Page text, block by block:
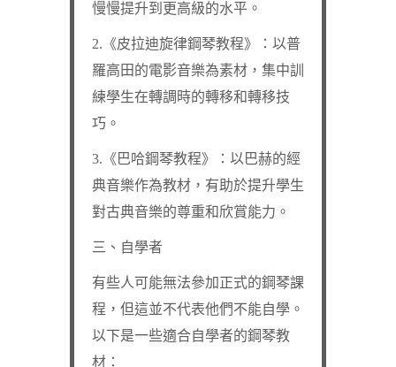
慢慢提升到更高級的水平。
2.《皮拉迪旋律鋼琴教程》：以普
羅高田的電影音樂為素材，集中訓
練學生在轉調時的轉移和轉移技
巧。
3.《巴哈鋼琴教程》：以巴赫的經
典音樂作為教材，有助於提升學生
對古典音樂的尊重和欣賞能力。
三、自學者
有些人可能無法參加正式的鋼琴課
程，但這並不代表他們不能自學。
以下是一些適合自學者的鋼琴教
材：